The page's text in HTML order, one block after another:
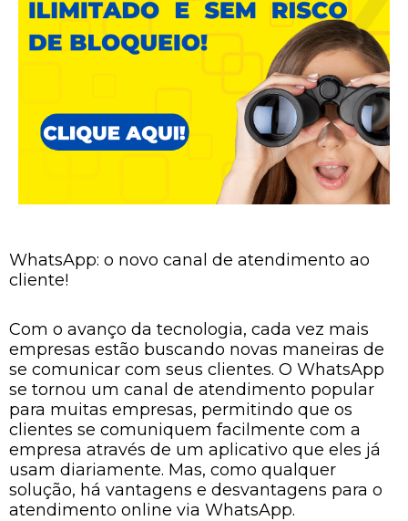
WhatsApp: o novo canal de atendimento ao
cliente!
Com o avanço da tecnologia, cada vez mais
empresas estão buscando novas maneiras de
se comunicar com seus clientes. O WhatsApp
se tornou um canal de atendimento popular
para muitas empresas, permitindo que os
clientes se comuniquem facilmente com a
empresa através de um aplicativo que eles já
usam diariamente. Mas, como qualquer
solução, há vantagens e desvantagens para o
atendimento online via WhatsApp.